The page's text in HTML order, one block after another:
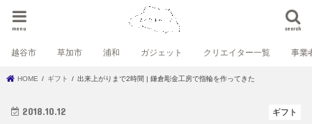
search
menu
越谷市 草加市 浦和 ガジェット クリエイター一覧 事業
HOME ギフト 出来上がりまで2時間 | 鎌倉彫金工房で指輪を作ってきた
ギフト
2018.10.12